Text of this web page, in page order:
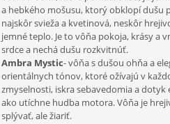
a hebkého mošusu, ktorý obklopí dušu
najskôr svieža a kvetinová, neskôr
jemné teplo. Je to vôňa pokoja, krásy a
srdce a nechá dušu rozkvitnúť.
Ambra Mystic- vôňa s dušou ohňa a
orientálnych tónov, ktoré ožívajú v
zmyselnosti, iskra sebavedomia a
ako utíchne hudba motora. Vôňa je
splývať, ale žiariť.